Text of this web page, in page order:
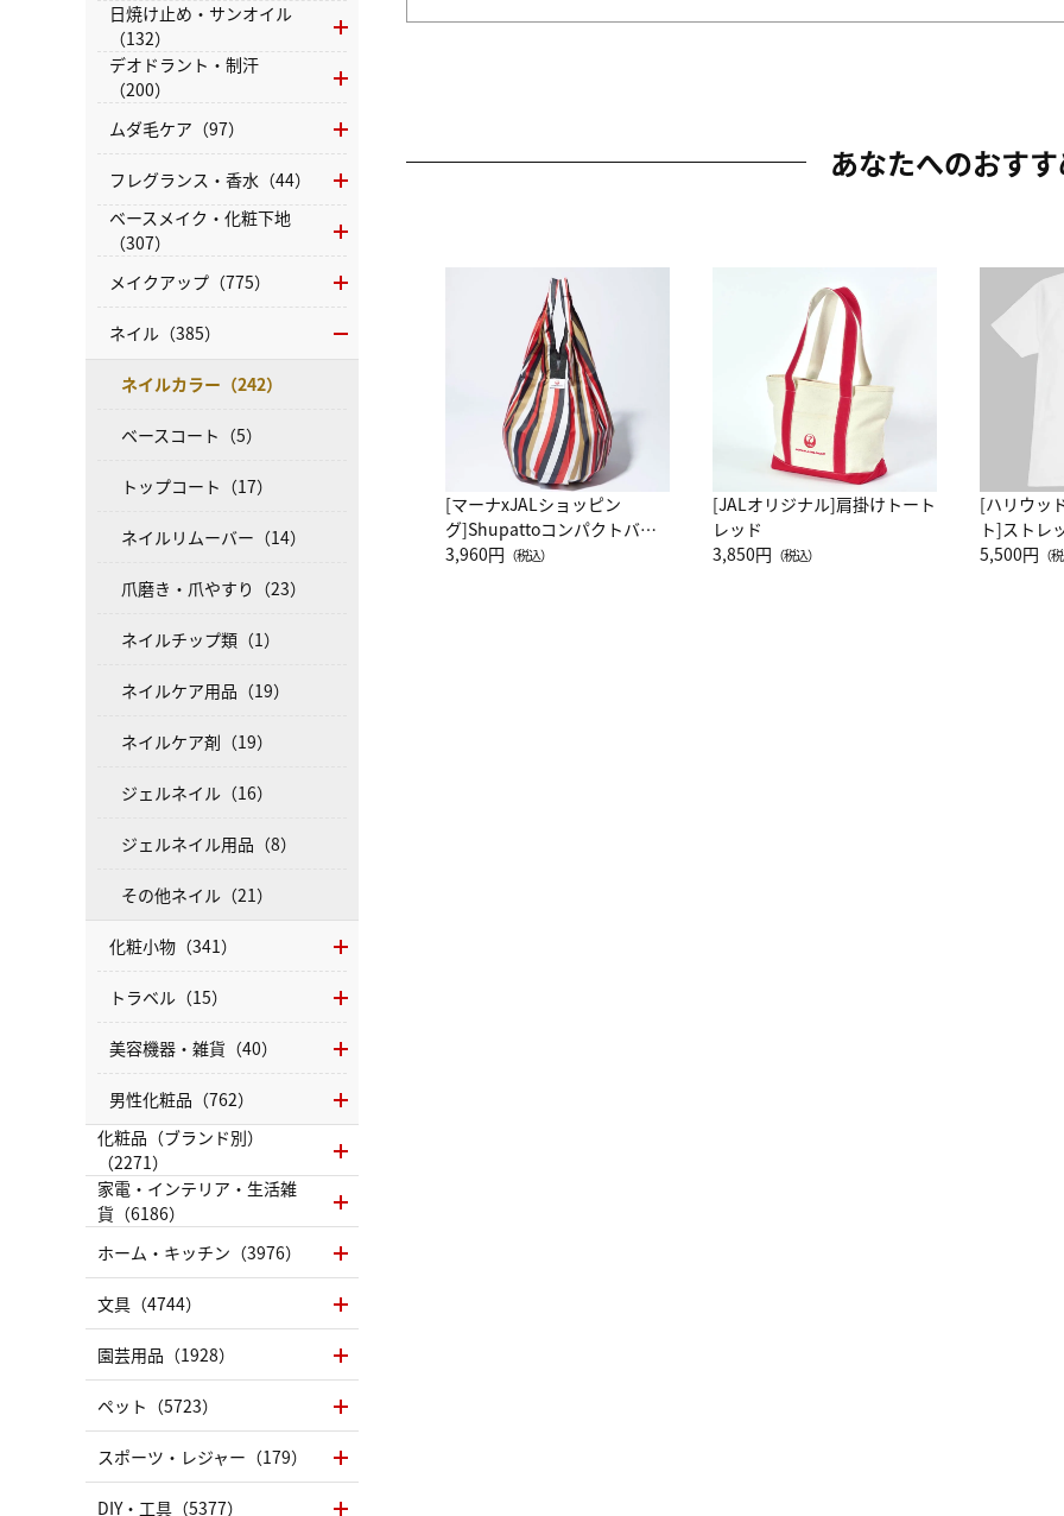
あなたへのおす
[マーナxJALショッピン
グ]Shupattoコンパクトバッ
グ Drop JAL客室乗務員
3,960円 （税込）
[JALオリジナル]肩掛けトート
レッド
3,850円 （税込）
[ハリウッ
ト]ストレ
ーネック
5,500円 （
日焼け止め・サンオイル
（132）
デオドラント・制汗
（200）
ムダ毛ケア（97）
フレグランス・香水（44）
ベースメイク・化粧下地
（307）
メイクアップ（775）
ネイル（385）
ネイルカラー（242）
ベースコート（5）
トップコート（17）
ネイルリムーバー（14）
爪磨き・爪やすり（23）
ネイルチップ類（1）
ネイルケア用品（19）
ネイルケア剤（19）
ジェルネイル（16）
ジェルネイル用品（8）
その他ネイル（21）
化粧小物（341）
トラベル（15）
美容機器・雑貨（40）
男性化粧品（762）
化粧品（ブランド別）
（2271）
家電・インテリア・生活雑
貨（6186）
ホーム・キッチン（3976）
文具（4744）
園芸用品（1928）
ペット（5723）
スポーツ・レジャー（179）
DIY・工具（5377）